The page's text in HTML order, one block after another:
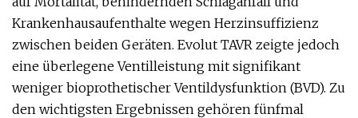
Krankenhausaufenthalte wegen Herzinsuffizienz
zwischen beiden Geräten. Evolut TAVR zeigte jedoch
eine überlegene Ventilleistung mit signifikant
weniger bioprothetischer Ventildysfunktion (BVD). Zu
den wichtigsten Ergebnissen gehören fünfmal